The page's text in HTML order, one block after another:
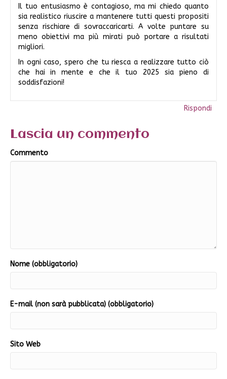
Il tuo entusiasmo è contagioso, ma mi chiedo quanto
sia realistico riuscire a mantenere tutti questi propositi
senza rischiare di sovraccaricarti. A volte puntare su
meno obiettivi ma più mirati può portare a risultati
migliori.
In ogni caso, spero che tu riesca a realizzare tutto ciò
che hai in mente e che il tuo 2025 sia pieno di
soddisfazioni!
Rispondi
Lascia un commento
Commento
Nome (obbligatorio)
E-mail (non sarà pubblicata) (obbligatorio)
Sito Web